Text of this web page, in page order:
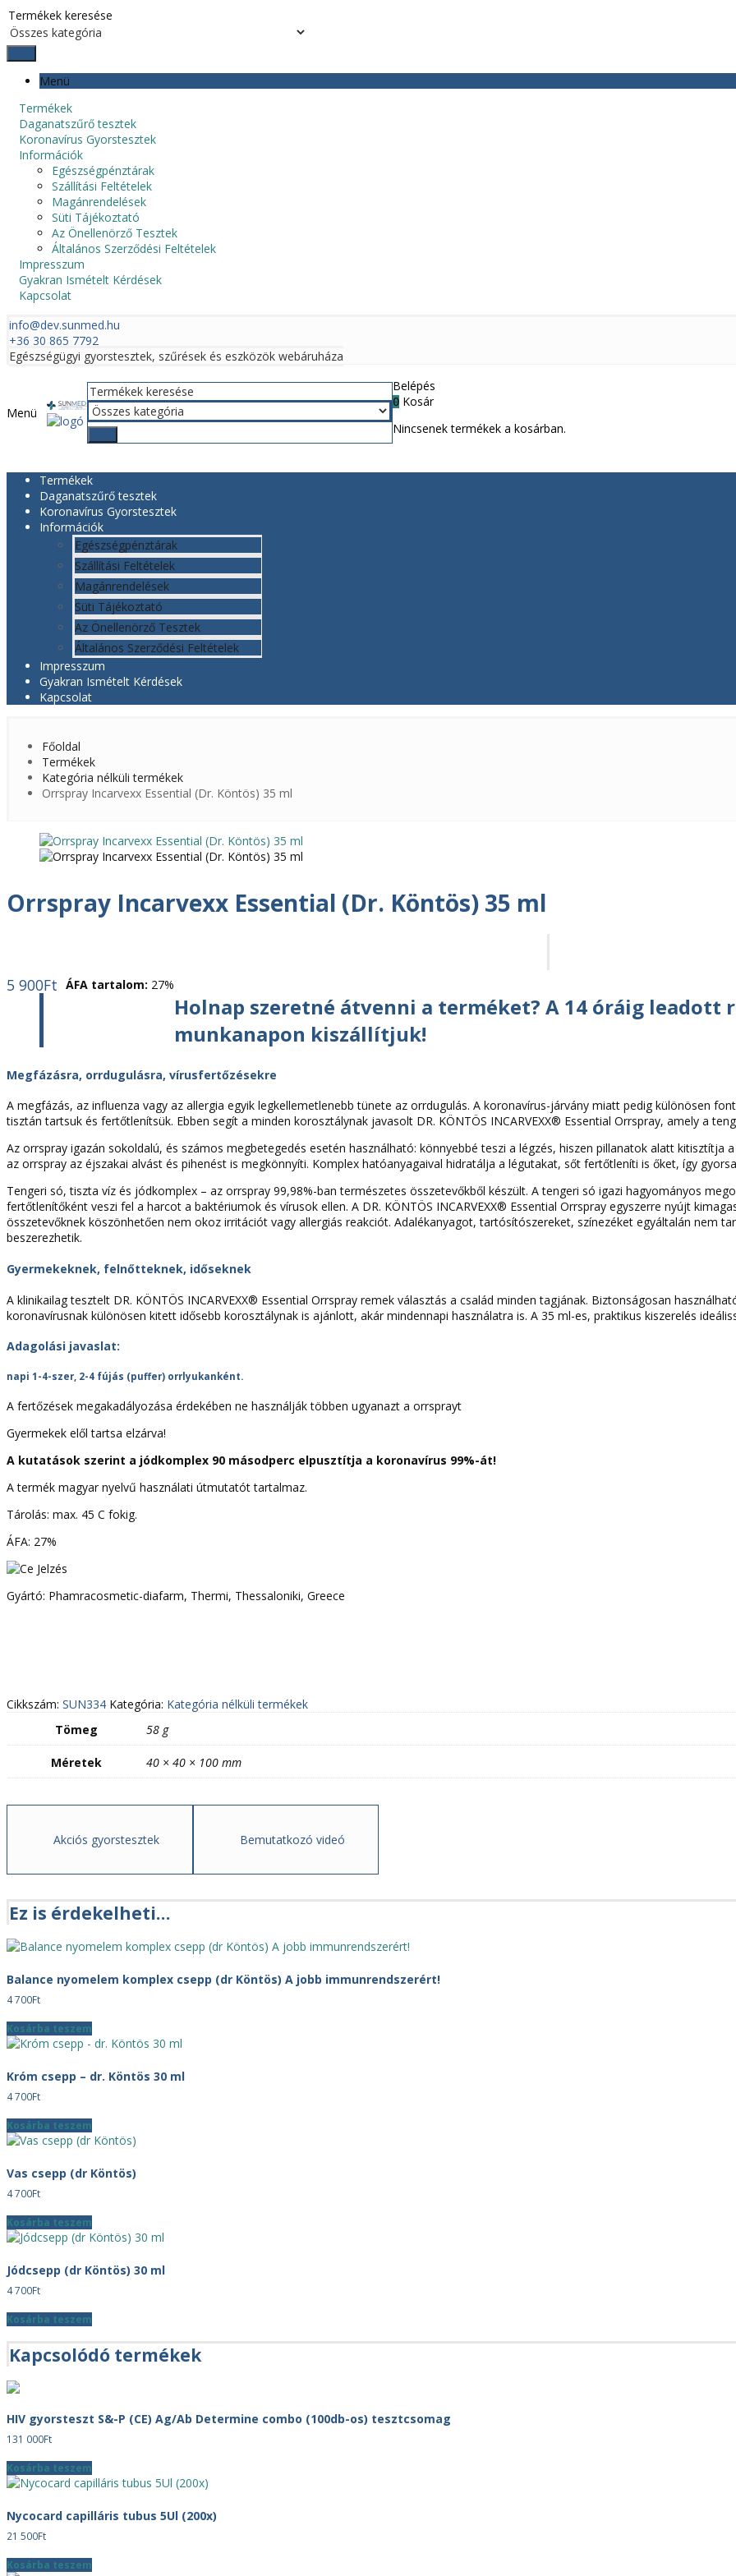
Menü
Termékek
Daganatszűrő tesztek
Koronavírus Gyorstesztek
Információk
Egészségpénztárak
Szállítási Feltételek
Magánrendelések
Süti Tájékoztató
Az Önellenörző Tesztek
Általános Szerződési Feltételek
Impresszum
Gyakran Ismételt Kérdések
Kapcsolat
info@dev.sunmed.hu
+36 30 865 7792
Egészségügyi gyorstesztek, szűrések és eszközök webáruháza
Menü
Belépés
0 Kosár
Nincsenek termékek a kosárban.
Termékek
Daganatszűrő tesztek
Koronavírus Gyorstesztek
Információk
Egészségpénztárak
Szállítási Feltételek
Magánrendelések
Süti Tájékoztató
Az Önellenörző Tesztek
Általános Szerződési Feltételek
Impresszum
Gyakran Ismételt Kérdések
Kapcsolat
Főoldal
Termékek
Kategória nélküli termékek
Orrspray Incarvexx Essential (Dr. Köntös) 35 ml
Orrspray Incarvexx Essential (Dr. Köntös) 35 ml
5 900Ft ÁFA tartalom: 27%
Holnap szeretné átvenni a terméket? A 14 óráig leadott
munkanapon kiszállítjuk!
Megfázásra, orrdugulásra, vírusfertőzésekre
A megfázás, az influenza vagy az allergia egyik legkellemetlenebb tünete az orrdugulás. A koronavírus-járvány miatt pedig különösen
tisztán tartsuk és fertőtlenítsük. Ebben segít a minden korosztálynak javasolt DR. KÖNTÖS INCARVEXX® Essential Orrspray, amely a
Az orrspray igazán sokoldalú, és számos megbetegedés esetén használható: könnyebbé teszi a légzés, hiszen pillanatok alatt kitisztítja
az orrspray az éjszakai alvást és pihenést is megkönnyíti. Komplex hatóanyagaival hidratálja a légutakat, sőt fertőtleníti is őket, így
Tengeri só, tiszta víz és jódkomplex – az orrspray 99,98%-ban természetes összetevőkből készült. A tengeri só igazi hagyományos
fertőtlenítőként veszi fel a harcot a baktériumok és vírusok ellen. A DR. KÖNTÖS INCARVEXX® Essential Orrspray egyszerre nyújt
összetevőknek köszönhetően nem okoz irritációt vagy allergiás reakciót. Adalékanyagot, tartósítószereket, színezéket egyáltalán nem
beszerezhetik.
Gyermekeknek, felnőtteknek, időseknek
A klinikailag tesztelt DR. KÖNTÖS INCARVEXX® Essential Orrspray remek választás a család minden tagjának. Biztonságosan
koronavírusnak különösen kitett idősebb korosztálynak is ajánlott, akár mindennapi használatra is. A 35 ml-es, praktikus kiszerelés
Adagolási javaslat:
napi 1-4-szer, 2-4 fújás (puffer) orrlyukanként.
A fertőzések megakadályozása érdekében ne használják többen ugyanazt a orrsprayt
Gyermekek elől tartsa elzárva!
A kutatások szerint a jódkomplex 90 másodperc elpusztítja a koronavírus 99%-át!
A termék magyar nyelvű használati útmutatót tartalmaz.
Tárolás: max. 45 C fokig.
ÁFA: 27%
Gyártó: Phamracosmetic-diafarm, Thermi, Thessaloniki, Greece
Cikkszám: SUN334 Kategória: Kategória nélküli termékek
Tömeg
58 g
Méretek 40 × 40 × 100 mm
Akciós gyorstesztek Bemutatkozó videó
Ez is érdekelheti…
Balance nyomelem komplex csepp (dr Köntös) A jobb immunrendszerért!
4 700Ft
Kosárba teszem
Króm csepp – dr. Köntös 30 ml
4 700Ft
Kosárba teszem
Vas csepp (dr Köntös)
4 700Ft
Kosárba teszem
Jódcsepp (dr Köntös) 30 ml
4 700Ft
Kosárba teszem
Kapcsolódó termékek
HIV gyorsteszt S&-P (CE) Ag/Ab Determine combo (100db-os) tesztcsomag
131 000Ft
Kosárba teszem
Nycocard capilláris tubus 5Ul (200x)
21 500Ft
Kosárba teszem